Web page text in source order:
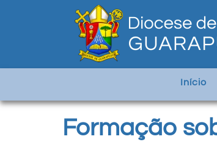
Início
Formação